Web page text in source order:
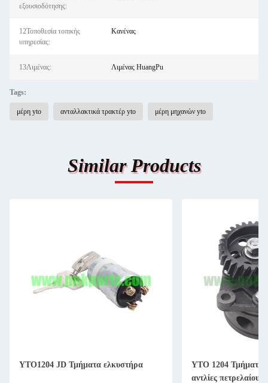
εξουσιοδότησης:
12Τοποθεσία τοπικής
υπηρεσίας:
Κανένας
13Λιμένας: Λιμένας HuangPu
Tags:
μέρη yto ανταλλακτικά τρακτέρ yto μέρη μηχανών yto
Similar Products
YTO1204 JD Τμήματα ελκυστήρα
YTO 1204 Τμήματα
αντλίες πετρελαίου,